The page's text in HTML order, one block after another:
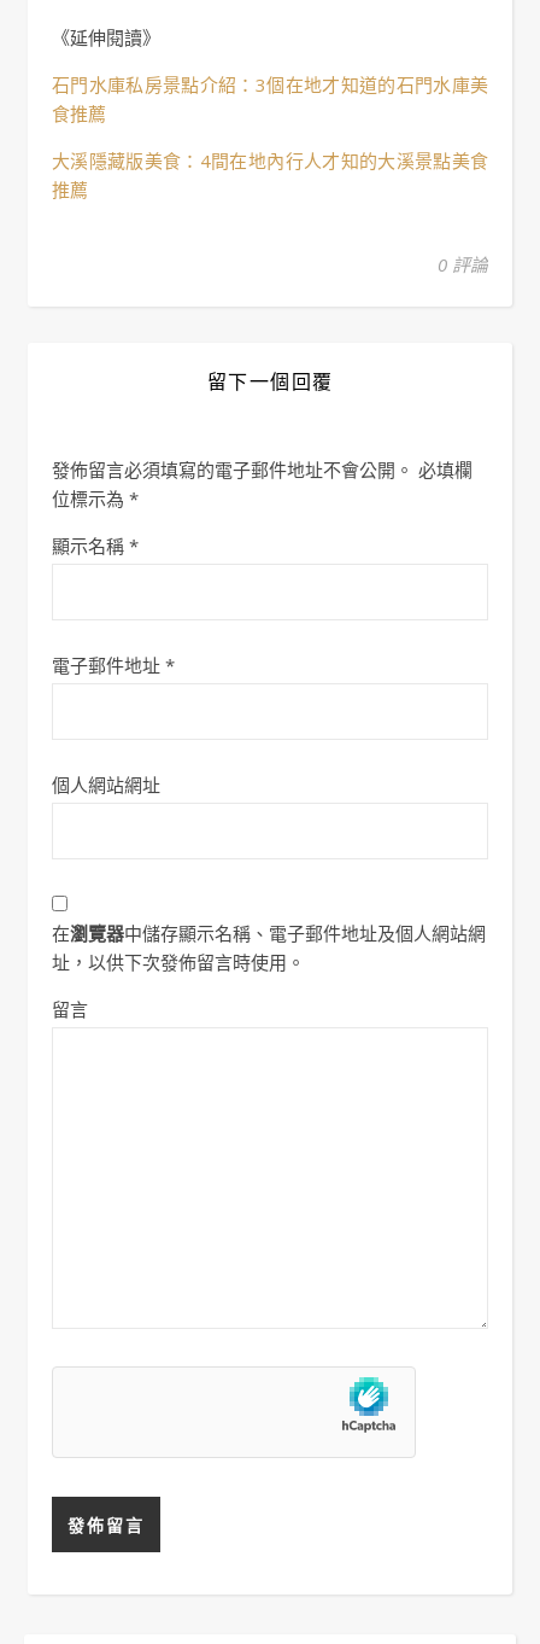
《延伸閱讀》
石門水庫私房景點介紹：3個在地才知道的石門水庫美
食推薦
大溪隱藏版美食：4間在地內行人才知的大溪景點美食
推薦
0 評論
留下一個回覆
發佈留言必須填寫的電子郵件地址不會公開。 必填欄
位標示為 *
顯示名稱 *
電子郵件地址 *
個人網站網址
在瀏覽器中儲存顯示名稱、電子郵件地址及個人網站網
址，以供下次發佈留言時使用。
留言